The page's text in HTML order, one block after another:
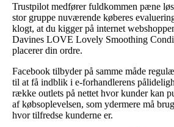
Trustpilot medfører fuldkommen pæne
stor gruppe nuværende køberes
klogt, at du kigger på internet
Davines LOVE Lovely Smoothing
placerer din ordre.
Facebook tilbyder på samme måde
til at få indblik i e-forhandlerens
række outlets på nettet hvor kunder kan
af købsoplevelsen, som ydermere må
hvor tilfredse kunderne er.